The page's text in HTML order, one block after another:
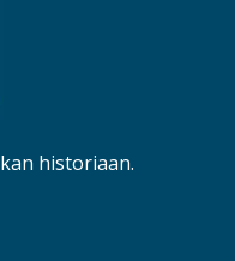
historiaan.